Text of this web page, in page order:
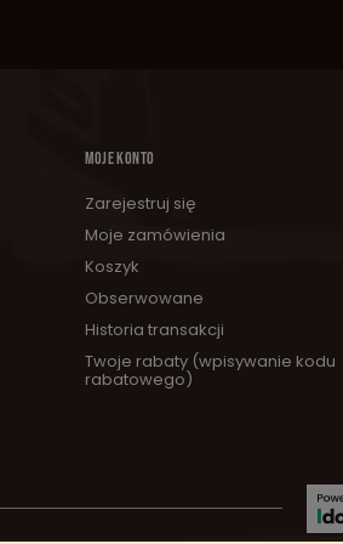
MOJE KONTO
Zarejestruj się
Moje zamówienia
Koszyk
Obserwowane
Historia transakcji
Twoje rabaty (wpisywanie kodu
rabatowego)